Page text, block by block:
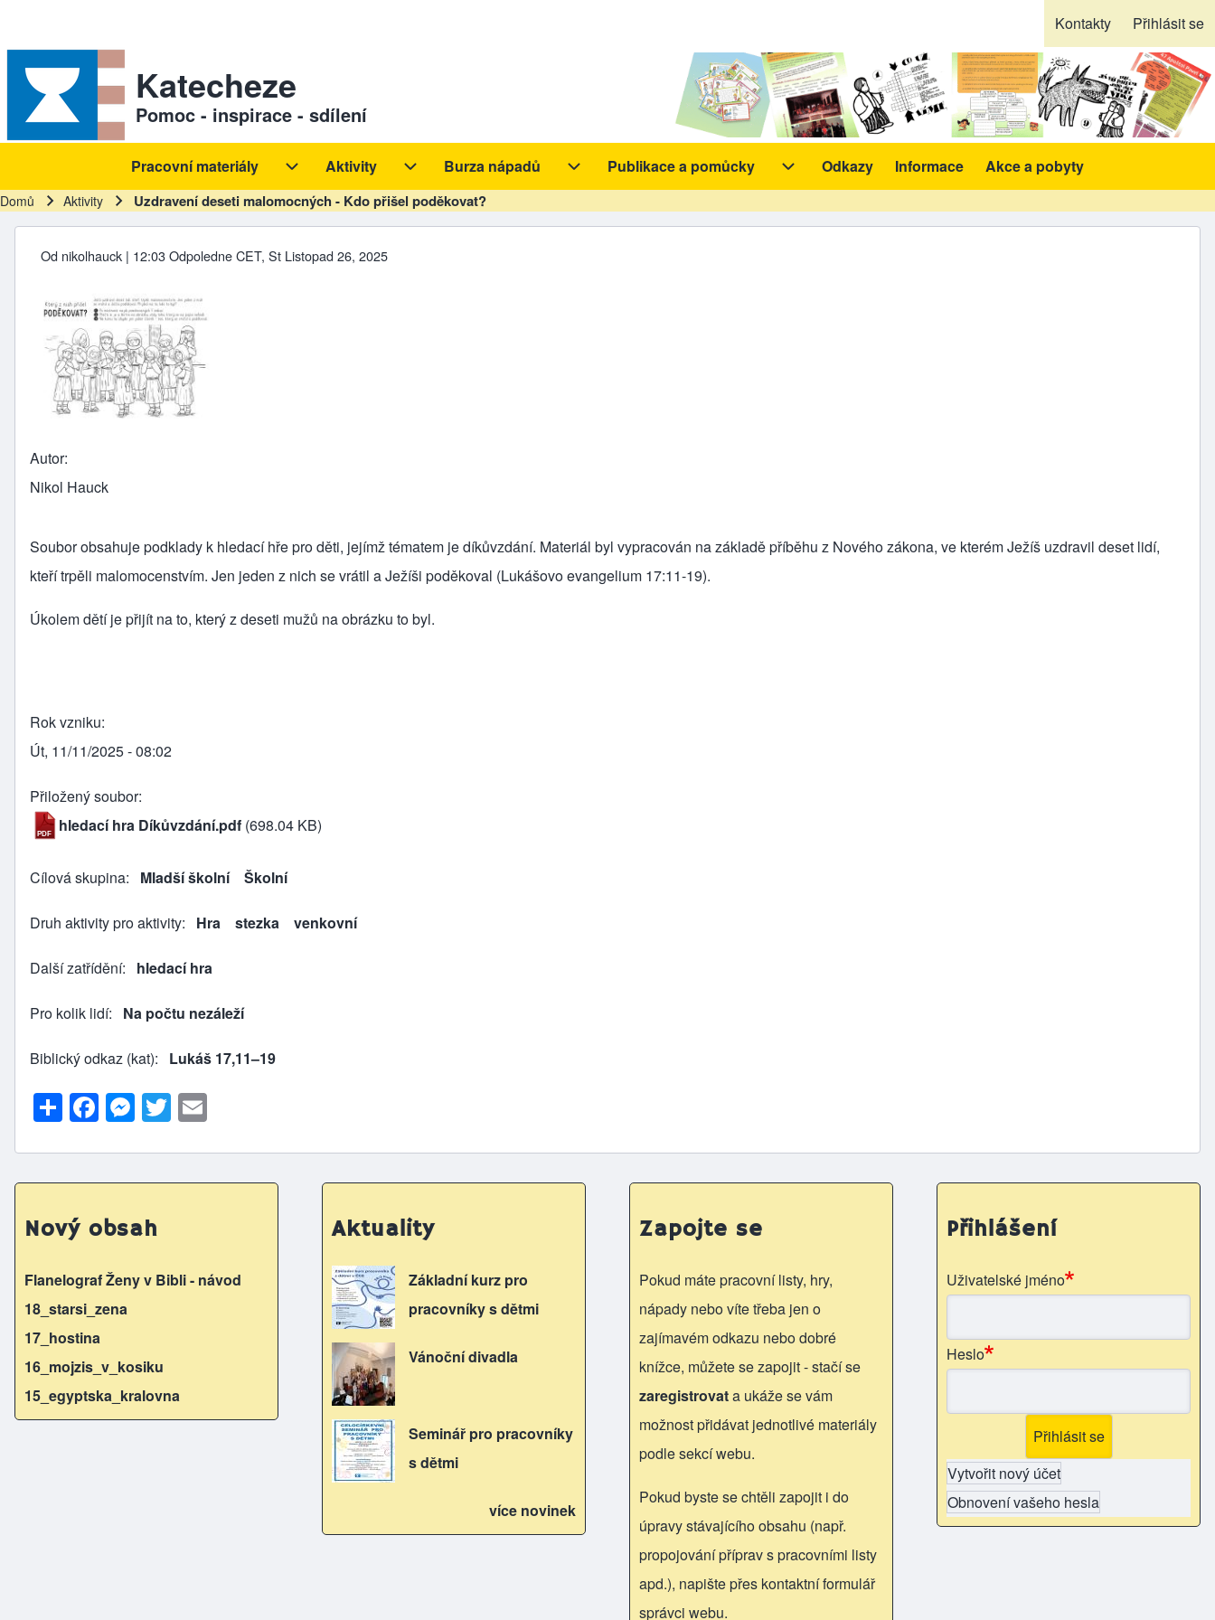
Sekundární odkazy
Kontakty Přihlásit se
Katecheze
Pomoc - inspirace - sdílení
Hlavní navigace
Pracovní materiály
Pracovní materiály sub-navigation
Aktivity
Aktivity sub-navigation
Burza nápadů
Burza nápadů sub-navigation
Publikace a pomůcky
Publikace a pomůcky sub-navigation
Odkazy Informace Akce a pobyty
Drobečková navigace
Domů Aktivity Uzdravení deseti malomocných - Kdo přišel poděkovat?
Od nikolhauck | 12:03 Odpoledne CET, St Listopad 26, 2025
Autor
Nikol Hauck
Soubor obsahuje podklady k hledací hře pro děti, jejímž tématem je díkůvzdání. Materiál byl vypracován na základě příběhu z Nového zákona, ve kterém Ježíš uzdravil deset lidí,
kteří trpěli malomocenstvím. Jen jeden z nich se vrátil a Ježíši poděkoval (Lukášovo evangelium 17:11-19).
Úkolem dětí je přijít na to, který z deseti mužů na obrázku to byl.
Rok vzniku
Út, 11/11/2025 - 08:02
Přiložený soubor
hledací hra Díkůvzdání.pdf (698.04 KB)
Cílová skupina Mladší školní Školní
Druh aktivity pro aktivity Hra stezka venkovní
Další zatřídění hledací hra
Pro kolik lidí Na počtu nezáleží
Biblický odkaz (kat) Lukáš 17,11–19
S
h
ar
e
F
a
c
e
b
o
o
k
M
e
s
s
e
n
g
T
w
itt
er
ai
l
Nový obsah
Flanelograf Ženy v Bibli - návod
18_starsi_zena
17_hostina
16_mojzis_v_kosiku
15_egyptska_kralovna
Aktuality
Základní kurz pro
pracovníky s dětmi
Vánoční divadla
Seminář pro pracovníky
s dětmi
více novinek
Zapojte se
Pokud máte pracovní listy, hry,
nápady nebo víte třeba jen o
zajímavém odkazu nebo dobré
knížce, můžete se zapojit - stačí se
zaregistrovata ukáže se vám
možnost přidávat jednotlivé materiály
podle sekcí webu.
Pokud byste se chtěli zapojit i do
úpravy stávajícího obsahu (např.
propojování příprav s pracovními listy
apd.), napište přes kontaktní formulář
správci webu.
Přihlášení
Uživatelské jméno
Heslo
Vytvořit nový účet
Obnovení vašeho hesla